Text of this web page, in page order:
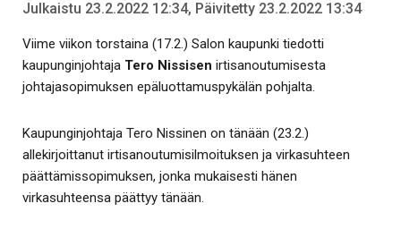
Julkaistu 23.2.2022 12:34, Päivitetty 23.2.2022 13:34
Viime viikon torstaina (17.2.) Salon kaupunki tiedotti
kaupunginjohtaja Tero Nissisen irtisanoutumisesta
johtajasopimuksen epäluottamuspykälän pohjalta.
Kaupunginjohtaja Tero Nissinen on tänään (23.2.)
allekirjoittanut irtisanoutumisilmoituksen ja virkasuhteen
päättämissopimuksen, jonka mukaisesti hänen
virkasuhteensa päättyy tänään.